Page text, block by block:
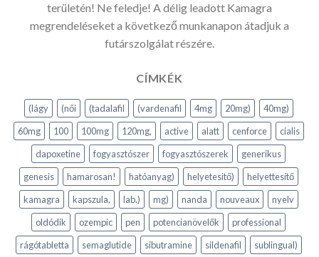
területén! Ne feledje! A délig leadott Kamagra
megrendeléseket a következő munkanapon átadjuk a
futárszolgálat részére.
CÍMKÉK
(lágy (női (tadalafil (vardenafil 4mg 20mg)
40mg)
60mg
100 100mg 120mg, active alatt cenforce
cialis
dapoxetine
fogyasztószer fogyasztószerek
generikus
genesis
hamarosan! hatóanyag) helyetesitő)
helyettesítő
kamagra
kapszula, lab.) mg) nanda nouveaux
nyelv
oldódik
ozempic pen potencianövelők
professional
rágótabletta
semaglutide sibutramine sildenafil
sublingual)